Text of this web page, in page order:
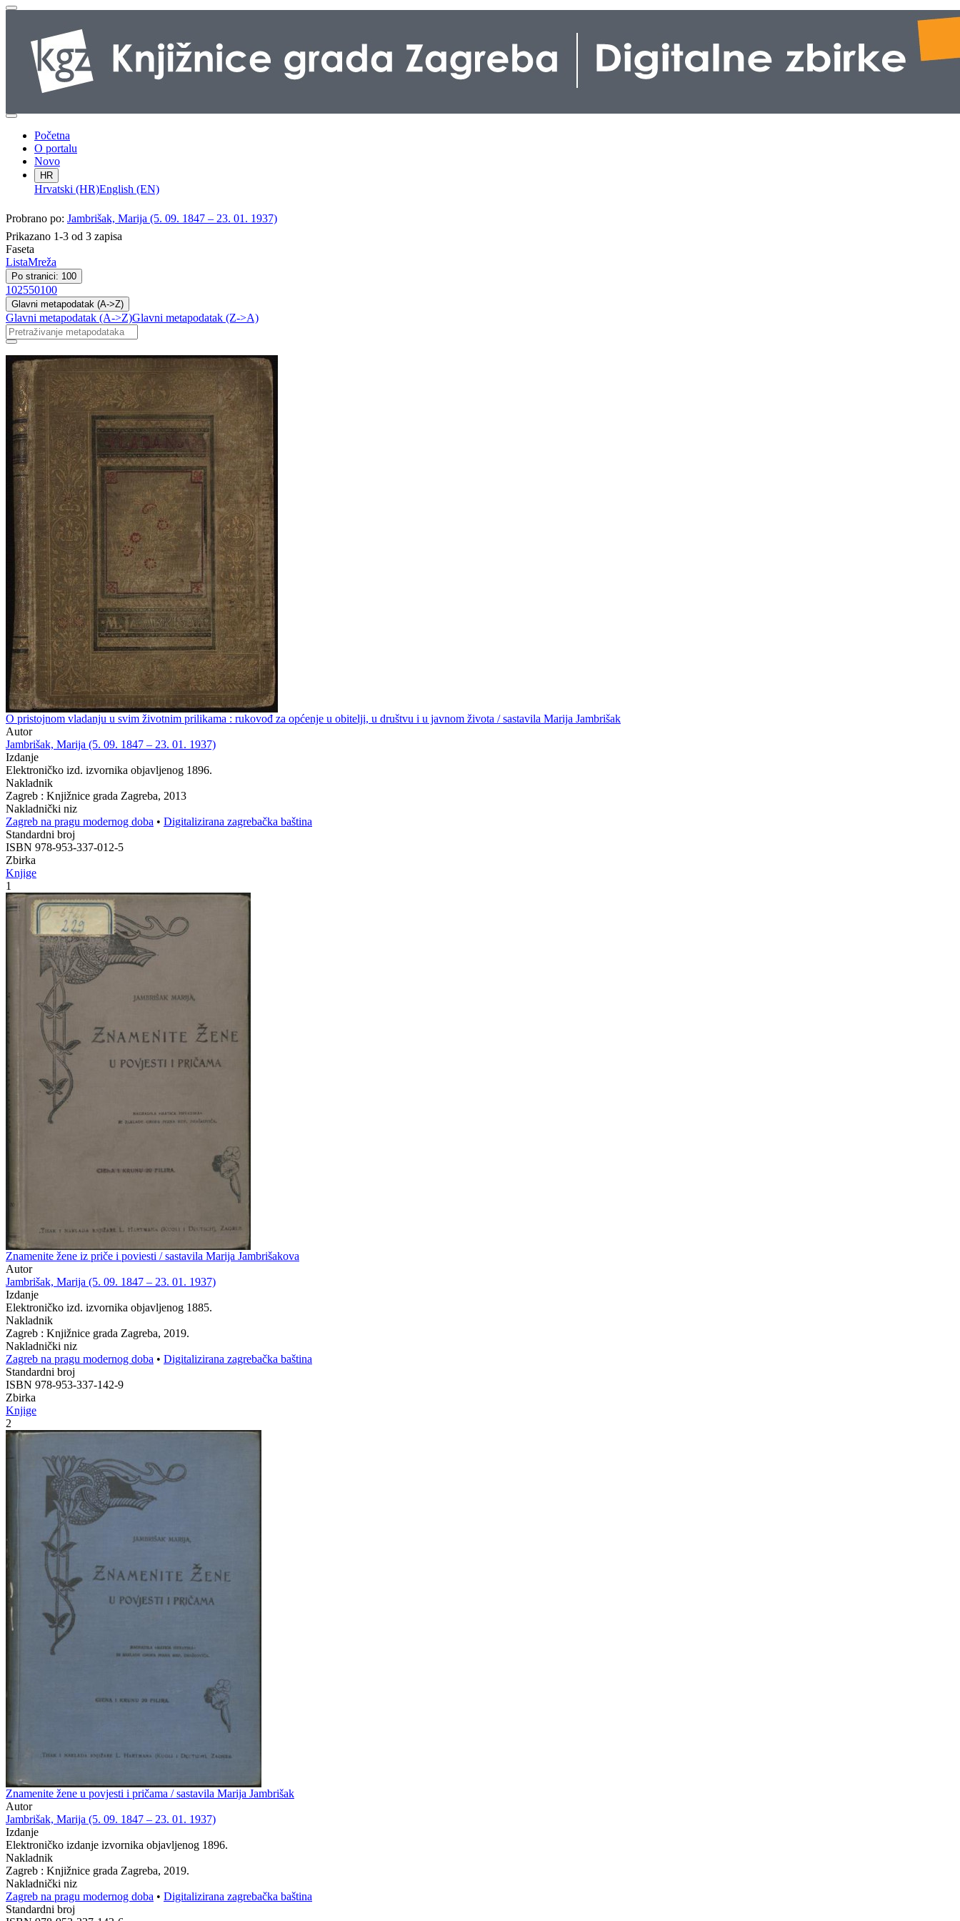
Početna
O portalu
Novo
HR
Hrvatski (HR)English (EN)
Probrano po: Jambrišak, Marija (5. 09. 1847 – 23. 01. 1937)
Prikazano 1-3 od 3 zapisa
Faseta
ListaMreža
Po stranici: 100
102550100
Glavni metapodatak (A->Z)
Glavni metapodatak (A->Z)Glavni metapodatak (Z->A)
O pristojnom vladanju u svim životnim prilikama : rukovođ za općenje u obitelji, u društvu i u javnom života / sastavila Marija Jambrišak
Autor
Jambrišak, Marija (5. 09. 1847 – 23. 01. 1937)
Izdanje
Elektroničko izd. izvornika objavljenog 1896.
Nakladnik
Zagreb : Knjižnice grada Zagreba, 2013
Nakladnički niz
Zagreb na pragu modernog doba • Digitalizirana zagrebačka baština
Standardni broj
ISBN 978-953-337-012-5
Zbirka
Knjige
1
Znamenite žene iz priče i poviesti / sastavila Marija Jambrišakova
Autor
Jambrišak, Marija (5. 09. 1847 – 23. 01. 1937)
Izdanje
Elektroničko izd. izvornika objavljenog 1885.
Nakladnik
Zagreb : Knjižnice grada Zagreba, 2019.
Nakladnički niz
Zagreb na pragu modernog doba • Digitalizirana zagrebačka baština
Standardni broj
ISBN 978-953-337-142-9
Zbirka
Knjige
2
Znamenite žene u povjesti i pričama / sastavila Marija Jambrišak
Autor
Jambrišak, Marija (5. 09. 1847 – 23. 01. 1937)
Izdanje
Elektroničko izdanje izvornika objavljenog 1896.
Nakladnik
Zagreb : Knjižnice grada Zagreba, 2019.
Nakladnički niz
Zagreb na pragu modernog doba • Digitalizirana zagrebačka baština
Standardni broj